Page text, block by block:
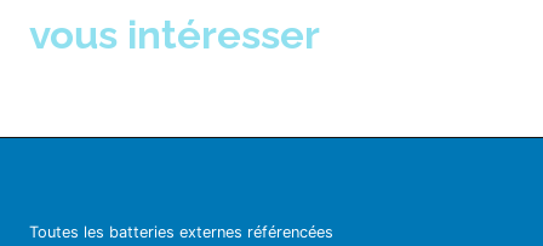
vous intéresser
Toutes les batteries externes référencées